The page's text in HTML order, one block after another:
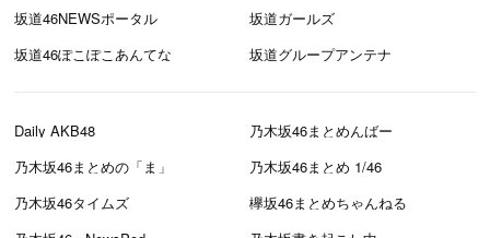
坂道46NEWSポータル
坂道ガールズ
坂道46ぽこぽこあんてな
坂道グループアンテナ
Daily AKB48
乃木坂46まとめんばー
乃木坂46まとめの「ま」
乃木坂46まとめ 1/46
乃木坂46タイムズ
欅坂46まとめちゃんねる